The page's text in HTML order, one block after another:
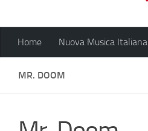
Home Nuova Musica Italiana
MR. DOOM